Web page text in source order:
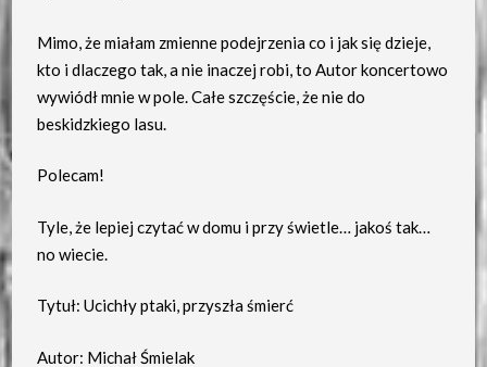
Mimo, że miałam zmienne podejrzenia co i jak się dzieje,
kto i dlaczego tak, a nie inaczej robi, to Autor koncertowo
wywiódł mnie w pole. Całe szczęście, że nie do
beskidzkiego lasu.
Polecam!
Tyle, że lepiej czytać w domu i przy świetle… jakoś tak…
no wiecie.
Tytuł: Ucichły ptaki, przyszła śmierć
Autor: Michał Śmielak